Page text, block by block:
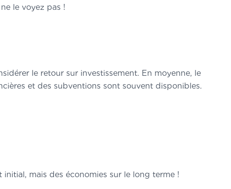
le voyez pas !
le retour sur investissement. En moyenne, le
et des subventions sont souvent disponibles.
mais des économies sur le long terme !